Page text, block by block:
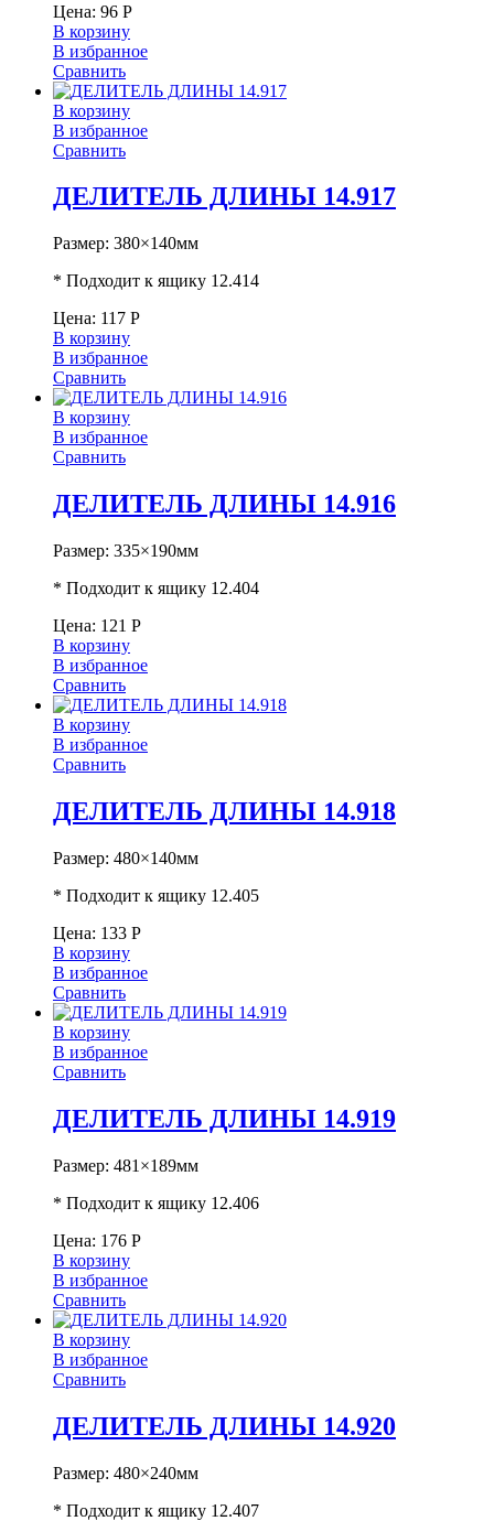
Цена: 96 Р
В корзину
В избранное
Сравнить
В корзину
В избранное
Сравнить
ДЕЛИТЕЛЬ ДЛИНЫ 14.917
Размер: 380×140мм
* Подходит к ящику 12.414
Цена: 117 Р
В корзину
В избранное
Сравнить
В корзину
В избранное
Сравнить
ДЕЛИТЕЛЬ ДЛИНЫ 14.916
Размер: 335×190мм
* Подходит к ящику 12.404
Цена: 121 Р
В корзину
В избранное
Сравнить
В корзину
В избранное
Сравнить
ДЕЛИТЕЛЬ ДЛИНЫ 14.918
Размер: 480×140мм
* Подходит к ящику 12.405
Цена: 133 Р
В корзину
В избранное
Сравнить
В корзину
В избранное
Сравнить
ДЕЛИТЕЛЬ ДЛИНЫ 14.919
Размер: 481×189мм
* Подходит к ящику 12.406
Цена: 176 Р
В корзину
В избранное
Сравнить
В корзину
В избранное
Сравнить
ДЕЛИТЕЛЬ ДЛИНЫ 14.920
Размер: 480×240мм
* Подходит к ящику 12.407